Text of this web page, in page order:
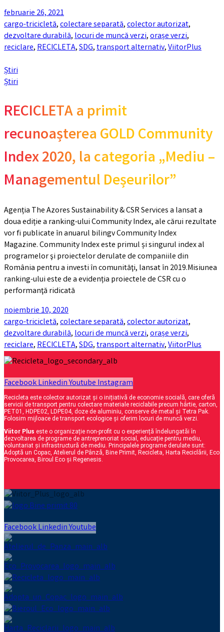
februarie 26, 2021
cargo-tricicletă,colectare separată,colector autorizat,
dezvoltare durabilă,locuri de muncă verzi,orașe verzi,
reciclare,RECICLETA,SDG,transport alternativ,ViitorPlus
Știri
Știri
RECICLETA a primit
recunoașterea GOLD Community
Index 2020, la categoria „Mediu –
Managementul Deșeurilor”
Agenția The Azores Sustainability & CSR Services a lansat a
doua ediție a ranking-ului Community Index, ale cărui rezultate
vor fi publicate în anuarul bilingv Community Index
Magazine. Community Index este primul și singurul index al
programelor şi proiectelor derulate de companiile din
România pentru a investi în comunităţi, lansat în 2019.Misiunea
ranking-ului este de a evidenția proiectele de CSR cu o
performanţă ridicată
noiembrie 10, 2020
cargo-tricicletă,colectare separată,colector autorizat,
dezvoltare durabilă,locuri de muncă verzi,orașe verzi,
reciclare,RECICLETA,SDG,transport alternativ,ViitorPlus
FacebookLinkedinYoutubeInstagram
Recicleta este colector autorizat și o inițiativă de economie socială, care oferă
servicii de transport pentru colectare materiale reciclabile precum hârtie, carton,
PET01, HDPE02, LDPE04, doze de aluminiu, conserve de metal și Tetra Pak.
Folosim mijloace de transport ecologice și oferim locuri de muncă verzi.
Viitor Plus este o organizație non-profit cu o experiență îndelungatăi în
dezvoltarea de programe de antreprenoriat social, educație pentru mediu,
voluntariat și infrastructură de mediu. Principalele programe derulate sunt:
Adoptă un Copac, Atelierul de Pânză, Bine Primit, Recicleta, Harta Reciclării, Eco
Provocarea, Biroul Eco și Regenesis.
FacebookLinkedinYoutube